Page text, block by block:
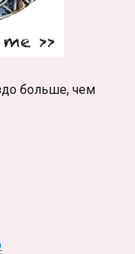
больше, чем